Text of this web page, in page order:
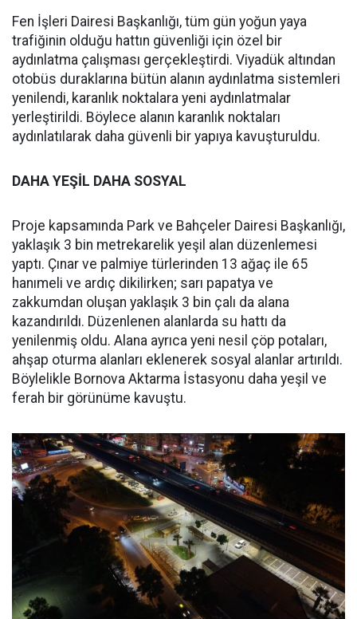
Fen İşleri Dairesi Başkanlığı, tüm gün yoğun yaya
trafiğinin olduğu hattın güvenliği için özel bir
aydınlatma çalışması gerçekleştirdi. Viyadük altından
otobüs duraklarına bütün alanın aydınlatma sistemleri
yenilendi, karanlık noktalara yeni aydınlatmalar
yerleştirildi. Böylece alanın karanlık noktaları
aydınlatılarak daha güvenli bir yapıya kavuşturuldu.
DAHA YEŞİL DAHA SOSYAL
Proje kapsamında Park ve Bahçeler Dairesi Başkanlığı,
yaklaşık 3 bin metrekarelik yeşil alan düzenlemesi
yaptı. Çınar ve palmiye türlerinden 13 ağaç ile 65
hanımeli ve ardıç dikilirken; sarı papatya ve
zakkumdan oluşan yaklaşık 3 bin çalı da alana
kazandırıldı. Düzenlenen alanlarda su hattı da
yenilenmiş oldu. Alana ayrıca yeni nesil çöp potaları,
ahşap oturma alanları eklenerek sosyal alanlar artırıldı.
Böylelikle Bornova Aktarma İstasyonu daha yeşil ve
ferah bir görünüme kavuştu.